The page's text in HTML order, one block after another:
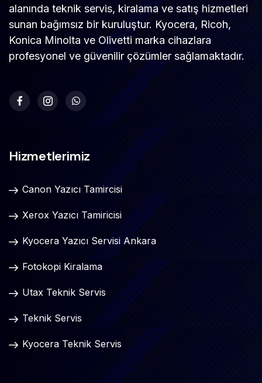
alanında teknik servis, kiralama ve satış hizmetleri
sunan bağımsız bir kuruluştur. Kyocera, Ricoh,
Konica Minolta ve Olivetti marka cihazlara
profesyonel ve güvenilir çözümler sağlamaktadır.
Hizmetlerimiz
Canon Yazıcı Tamircisi
Xerox Yazıcı Tamiricisi
Kyocera Yazıcı Servisi Ankara
Fotokopi Kiralama
Utax Teknik Servis
Teknik Servis
Kyocera Teknik Servis